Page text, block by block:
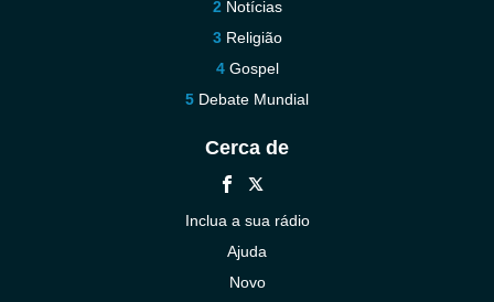
Notícias
Religião
Gospel
Debate Mundial
Cerca de
Inclua a sua rádio
Ajuda
Novo